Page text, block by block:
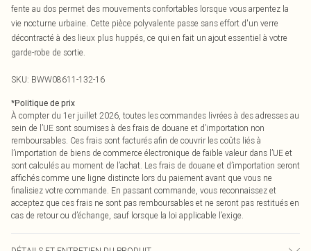
fente au dos permet des mouvements confortables lorsque vous arpentez la
vie nocturne urbaine. Cette pièce polyvalente passe sans effort d'un verre
décontracté à des lieux plus huppés, ce qui en fait un ajout essentiel à votre
garde-robe de sortie.
SKU: BWW08611-132-16
*Politique de prix
À compter du 1er juillet 2026, toutes les commandes livrées à des adresses au
sein de l’UE sont soumises à des frais de douane et d’importation non
remboursables. Ces frais sont facturés afin de couvrir les coûts liés à
l’importation de biens de commerce électronique de faible valeur dans l’UE et
sont calculés au moment de l’achat. Les frais de douane et d’importation seront
affichés comme une ligne distincte lors du paiement avant que vous ne
finalisiez votre commande. En passant commande, vous reconnaissez et
acceptez que ces frais ne sont pas remboursables et ne seront pas restitués en
cas de retour ou d’échange, sauf lorsque la loi applicable l’exige.